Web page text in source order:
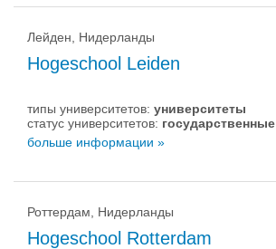
Лейден, Нидерланды
Hogeschool Leiden
типы университетов: университеты
статус университетов: государственные
больше информации »
Роттердам, Нидерланды
Hogeschool Rotterdam